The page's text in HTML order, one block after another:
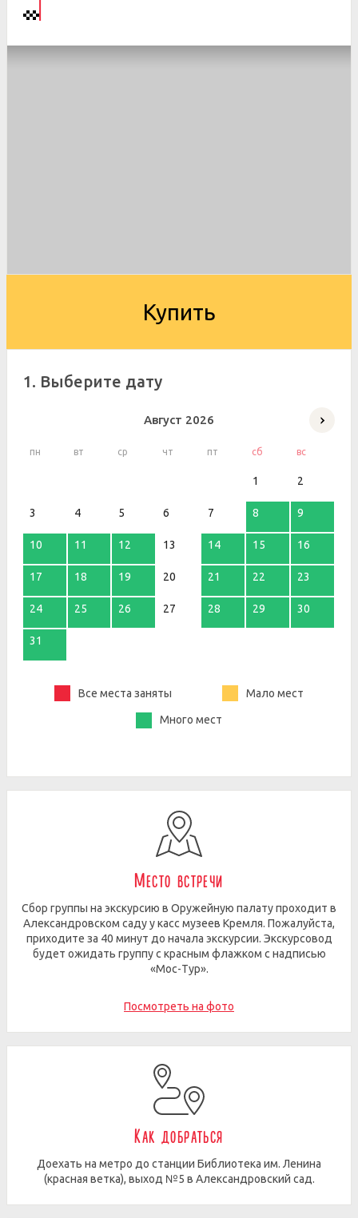
Купить
1. Выберите дату
Август 2026
пн вт ср чт пт сб вс
1 2
3 4 5 6 7 8 9
10 11 12 13 14 15 16
17 18 19 20 21 22 23
24 25 26 27 28 29 30
31
Все места заняты Мало мест
Много мест
Место встречи
Сбор группы на экскурсию в Оружейную палату проходит в
Александровском саду у касс музеев Кремля. Пожалуйста,
приходите за 40 минут до начала экскурсии. Экскурсовод
будет ожидать группу с красным флажком с надписью
«Мос-Тур».
Посмотреть на фото
Как добраться
Доехать на метро до станции Библиотека им. Ленина
(красная ветка), выход №5 в Александровский сад.